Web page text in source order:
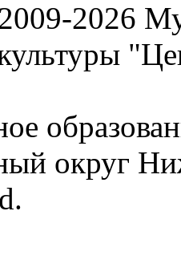
2026
округ